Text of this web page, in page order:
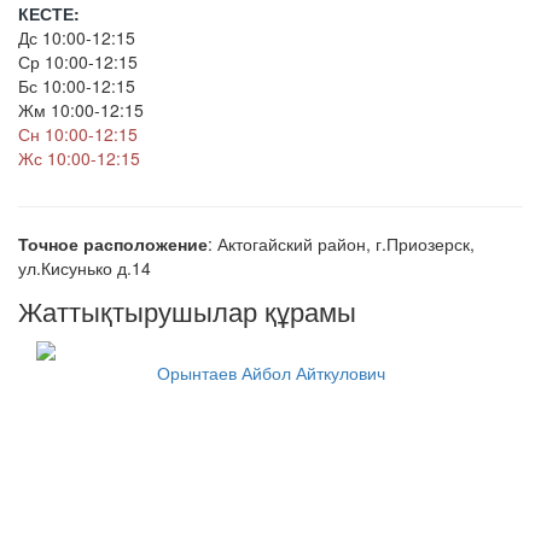
КЕСТЕ:
Дс 10:00-12:15
Ср 10:00-12:15
Бс 10:00-12:15
Жм 10:00-12:15
Сн 10:00-12:15
Жс 10:00-12:15
Точное расположение: Актогайский район, г.Приозерск,
ул.Кисунько д.14
Жаттықтырушылар құрамы
Орынтаев Айбол Айткулович